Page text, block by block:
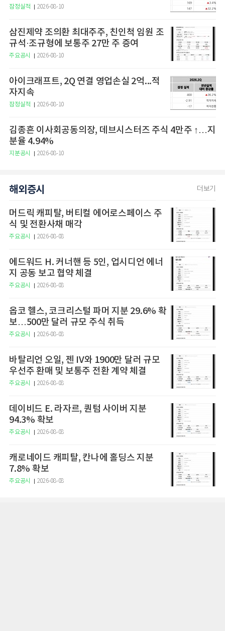
잠정실적 2026-08-10
삼진제약 조의환 최대주주, 친인척 임원 조
규석·조규형에 보통주 27만 주 증여
주요공시 2026-08-10
아이크래프트, 2Q 연결 영업손실 2억...적
자지속
잠정실적 2026-08-10
김종흔 이사회공동의장, 데브시스터즈 주식 4만주 ↑…지
분율 4.94%
지분공시 2026-08-10
해외증시 더보기
머드릭 캐피탈, 버티컬 에어로스페이스 주
식 및 전환사채 매각
주요공시 2026-08-08
에드워드 H. 커너핸 등 5인, 업시디언 에너
지 공동 보고 협약 체결
주요공시 2026-08-08
옵코 헬스, 코크리스털 파머 지분 29.6% 확
보…500만 달러 규모 주식 취득
주요공시 2026-08-08
바탈리언 오일, 젠 IV와 1900만 달러 규모
우선주 환매 및 보통주 전환 계약 체결
주요공시 2026-08-08
데이비드 E. 라자르, 퀀텀 사이버 지분
94.3% 확보
주요공시 2026-08-08
캐로네이드 캐피탈, 칸나에 홀딩스 지분
7.8% 확보
주요공시 2026-08-08